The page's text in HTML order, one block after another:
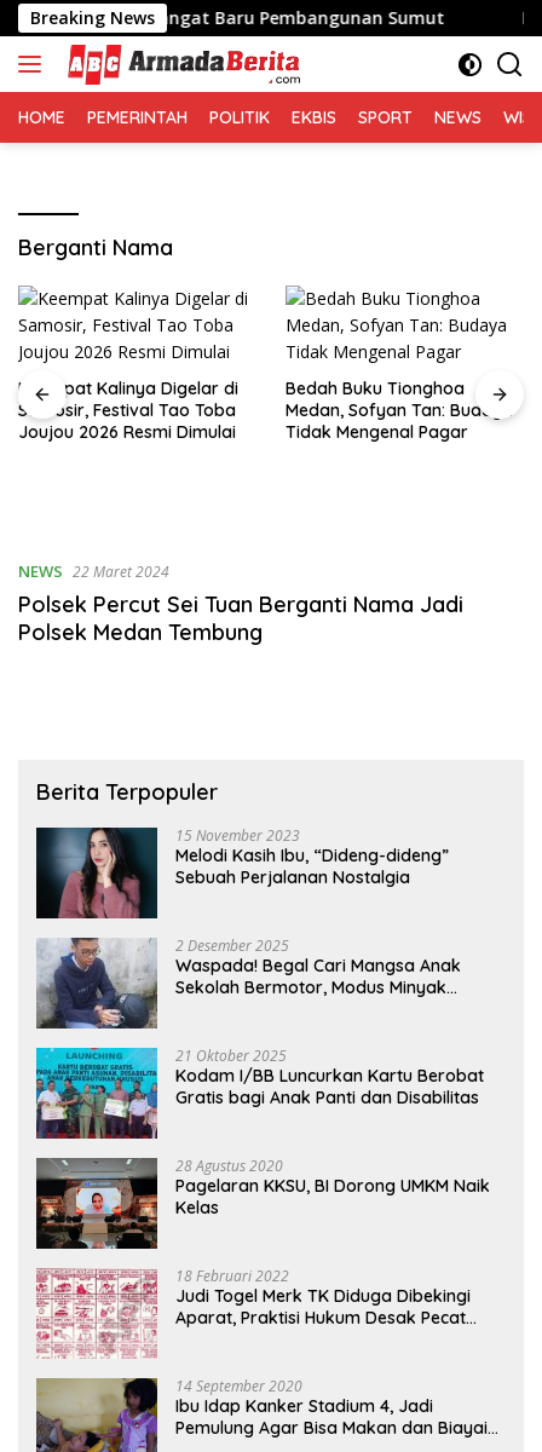
Langsung
ke
konten
Breaking News
Semangat Baru Pembangunan Sumut Keempat
HOME PEMERINTAH POLITIK EKBIS SPORT NEWS
Berganti Nama
Keempat Kalinya Digelar di
Samosir, Festival Tao Toba
Joujou 2026 Resmi Dimulai
Bedah Buku Tionghoa
Medan, Sofyan Tan: Budaya
Tidak Mengenal Pagar
NEWS 22 Maret 2024
Polsek Percut Sei Tuan Berganti Nama Jadi
Polsek Medan Tembung
Berita Terpopuler
15 November 2023
Melodi Kasih Ibu, “Dideng-dideng”
Sebuah Perjalanan Nostalgia
2 Desember 2025
Waspada! Begal Cari Mangsa Anak
Sekolah Bermotor, Modus Minyak
21 Oktober 2025
Kodam I/BB Luncurkan Kartu Berobat
Gratis bagi Anak Panti dan Disabilitas
28 Agustus 2020
Pagelaran KKSU, BI Dorong UMKM Naik
Kelas
18 Februari 2022
Judi Togel Merk TK Diduga Dibekingi
Aparat, Praktisi Hukum Desak Pecat
14 September 2020
Ibu Idap Kanker Stadium 4, Jadi
Pemulung Agar Bisa Makan dan Biayai